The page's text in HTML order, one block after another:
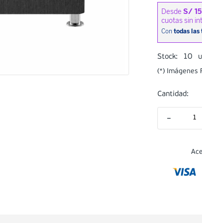
Stock: 10
(*) Imágenes
Cantidad:
－